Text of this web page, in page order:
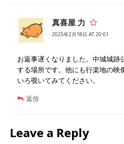
真喜屋 力
2025年2月18日 AT 20:01
お返事遅くなりました。中城城跡
する場所です。他にも行楽地の映
いろ覗いてみてください。
返信
Leave a Reply